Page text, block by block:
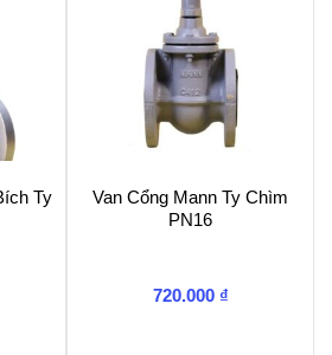
Ty
Van Cổng Mann Ty Chìm
PN16
720.000 ₫